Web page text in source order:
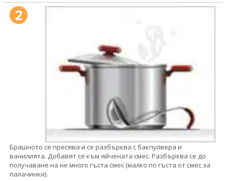
2
Брашното се пресява и се разбърква с бакпулвера и
ванилията. Добавят се към яйчената смес. Разбърква се до
получаване на не много гъста смес (малко по гъста от смес за
палачинки).